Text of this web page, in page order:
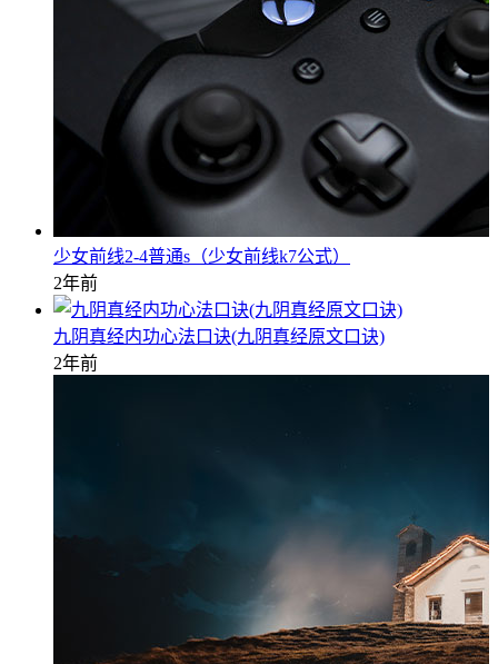
少女前线2-4普通s（少女前线k7公式）
2年前
九阴真经内功心法口诀(九阴真经原文口诀)
2年前